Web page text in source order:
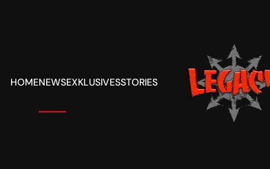
HOMENEWSEXKLUSIVESSTORIES